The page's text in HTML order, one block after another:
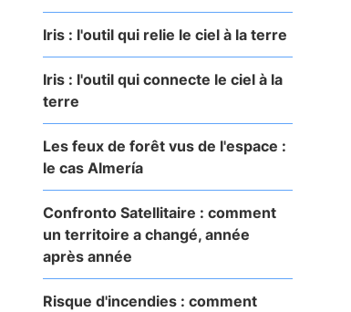
Iris : l'outil qui relie le ciel à la terre
Iris : l'outil qui connecte le ciel à la
terre
Les feux de forêt vus de l'espace :
le cas Almería
Confronto Satellitaire : comment
un territoire a changé, année
après année
Risque d'incendies : comment